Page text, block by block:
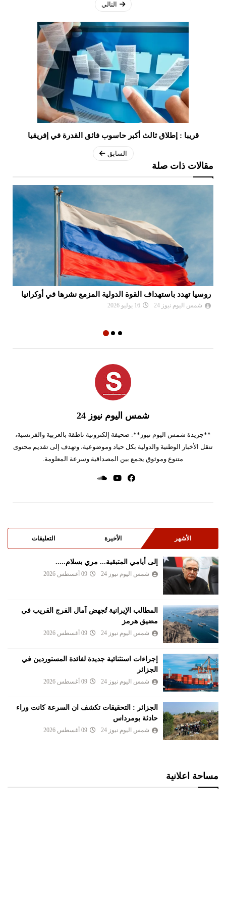
التالي
قريبا : إطلاق ثالث أكبر حاسوب فائق القدرة في إفريقيا
السابق
مقالات ذات صلة
روسيا تهدد باستهداف القوة الدولية المزمع نشرها في أوكرانيا
شمس اليوم نيوز 24 16 يوليو 2026
شمس اليوم نيوز 24
**جريدة شمس اليوم نيوز**: صحيفة إلكترونية ناطقة بالعربية والفرنسية،
تنقل الأخبار الوطنية والدولية بكل حياد وموضوعية، وتهدف إلى تقديم محتوى
متنوع وموثوق يجمع بين المصداقية وسرعة المعلومة.
الأشهر الأخيرة التعليقات
إلى أيامي المتبقية... مري بسلام.....
شمس اليوم نيوز 24 09 أغسطس 2026
المطالب الإيرانية تُجهض آمال الفرج القريب في
مضيق هرمز
شمس اليوم نيوز 24 09 أغسطس 2026
إجراءات استثنائية جديدة لفائدة المستوردين في
الجزائر
شمس اليوم نيوز 24 09 أغسطس 2026
الجزائر : التحقيقات تكشف ان السرعة كانت وراء
حادثة بومرداس
شمس اليوم نيوز 24 09 أغسطس 2026
مساحة اعلانية